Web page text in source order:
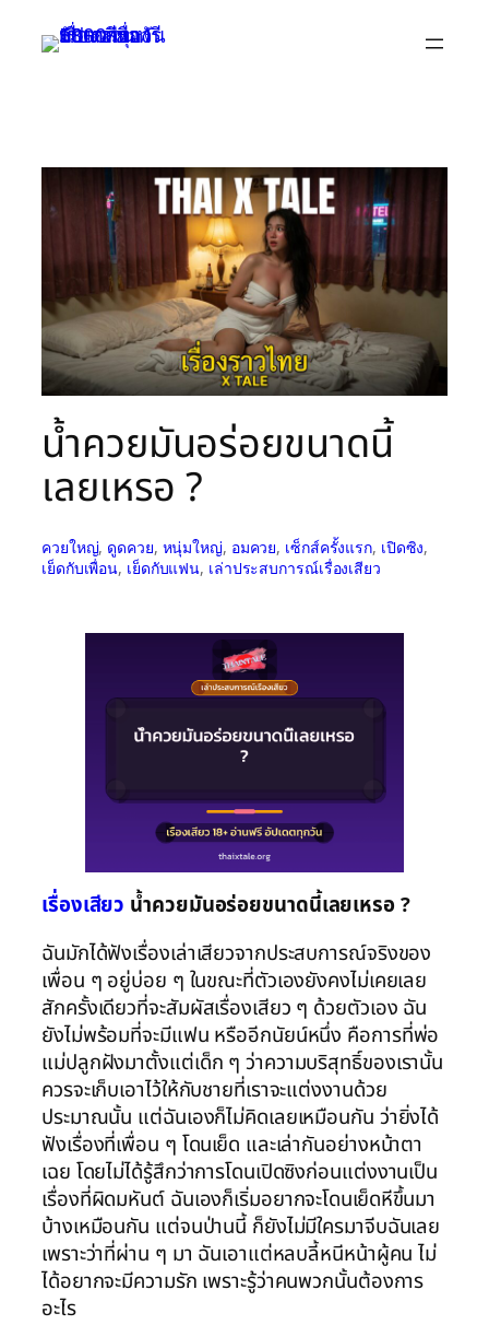
น้ำควยมันอร่อยขนาดนี้
เลยเหรอ ?
ควยใหญ่, ดูดควย, หนุ่มใหญ่, อมควย, เซ็กส์ครั้งแรก, เปิดซิง
เย็ดกับเพื่อน, เย็ดกับแฟน, เล่าประสบการณ์เรื่องเสียว
เรื่องเสียว น้ำควยมันอร่อยขนาดนี้เลยเหรอ ?
ฉันมักได้ฟังเรื่องเล่าเสียวจากประสบการณ์จริงของ
เพื่อน ๆ อยู่บ่อย ๆ ในขณะที่ตัวเองยังคงไม่เคยเลย
สักครั้งเดียวที่จะสัมผัสเรื่องเสียว ๆ ด้วยตัวเอง ฉัน
ยังไม่พร้อมที่จะมีแฟน หรืออีกนัยน์หนึ่ง คือการที่พ่อ
แม่ปลูกฝังมาตั้งแต่เด็ก ๆ ว่าความบริสุทธิ์ของเรานั้น
ควรจะเก็บเอาไว้ให้กับชายที่เราจะแต่งงานด้วย
ประมาณนั้น แต่ฉันเองก็ไม่คิดเลยเหมือนกัน ว่ายิ่งได้
ฟังเรื่องที่เพื่อน ๆ โดนเย็ด และเล่ากันอย่างหน้าตา
เฉย โดยไม่ได้รู้สึกว่าการโดนเปิดซิงก่อนแต่งงานเป็น
เรื่องที่ผิดมหันต์ ฉันเองก็เริ่มอยากจะโดนเย็ดหีขึ้นมา
บ้างเหมือนกัน แต่จนป่านนี้ ก็ยังไม่มีใครมาจีบฉันเลย
เพราะว่าที่ผ่าน ๆ มา ฉันเอาแต่หลบลี้หนีหน้าผู้คน ไม่
ได้อยากจะมีความรัก เพราะรู้ว่าคนพวกนั้นต้องการ
อะไร